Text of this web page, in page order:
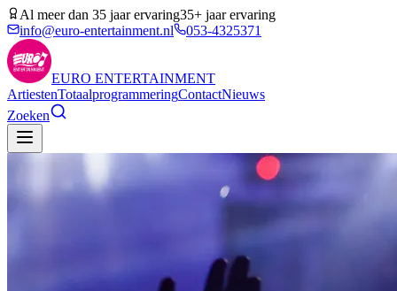
Al meer dan 35 jaar ervaring35+ jaar ervaring
info@euro-entertainment.nl
053-4325371
EURO ENTERTAINMENT
ArtiestenTotaalprogrammeringContactNieuws
Zoeken